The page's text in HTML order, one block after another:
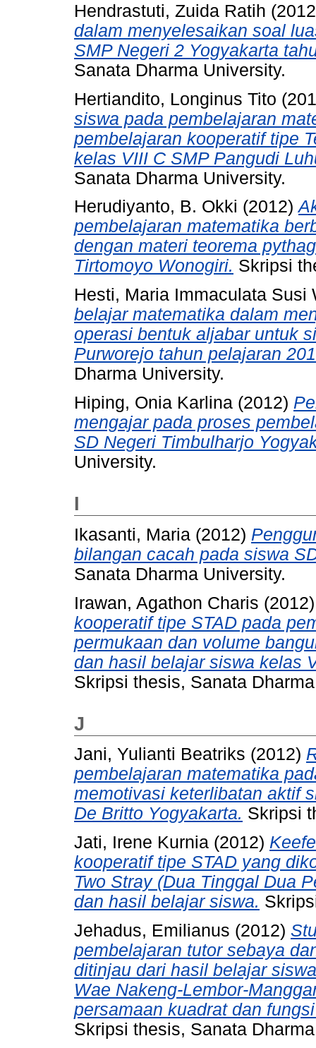
Hendrastuti, Zuida Ratih
dalam menyelesaikan soal
SMP Negeri 2 Yogyakarta
Sanata Dharma University.
Hertiandito, Longinus Tito
siswa pada pembelajaran
pembelajaran kooperatif tipe
kelas VIII C SMP Pangudi
Sanata Dharma University.
Herudiyanto, B. Okki (2012)
pembelajaran matematika
dengan materi teorema
Tirtomoyo Wonogiri. Skripsi
Hesti, Maria Immaculata Susi
belajar matematika dalam
operasi bentuk aljabar untuk
Purworejo tahun pelajaran
Dharma University.
Hiping, Onia Karlina (2012)
mengajar pada proses
SD Negeri Timbulharjo
University.
I
Ikasanti, Maria (2012)
bilangan cacah pada siswa
Sanata Dharma University.
Irawan, Agathon Charis
kooperatif tipe STAD pada
permukaan dan volume
dan hasil belajar siswa kelas
Skripsi thesis, Sanata
J
Jani, Yulianti Beatriks (2012)
pembelajaran matematika
memotivasi keterlibatan aktif
De Britto Yogyakarta. Skripsi
Jati, Irene Kurnia (2012)
kooperatif tipe STAD yang
Two Stray (Dua Tinggal Dua
dan hasil belajar siswa.
Jehadus, Emilianus (2012)
pembelajaran tutor sebaya
ditinjau dari hasil belajar
Wae Nakeng-Lembor-
persamaan kuadrat dan
Skripsi thesis, Sanata